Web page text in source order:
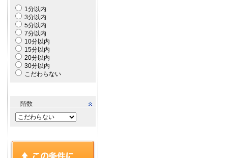
1分以内
3分以内
5分以内
7分以内
10分以内
15分以内
20分以内
30分以内
こだわらない
階数